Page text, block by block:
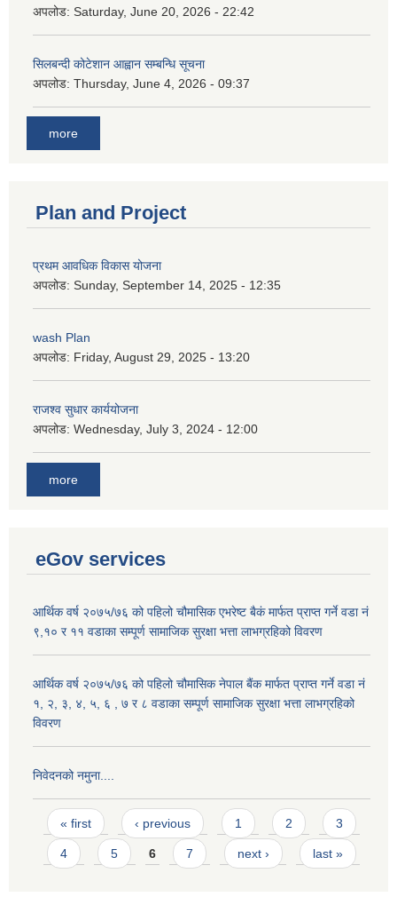
अपलोड: Saturday, June 20, 2026 - 22:42
सिलबन्दी कोटेशान आह्वान सम्बन्धि सूचना
अपलोड: Thursday, June 4, 2026 - 09:37
more
Plan and Project
प्रथम आवधिक विकास योजना
अपलोड: Sunday, September 14, 2025 - 12:35
wash Plan
अपलोड: Friday, August 29, 2025 - 13:20
राजश्व सुधार कार्ययोजना
अपलोड: Wednesday, July 3, 2024 - 12:00
more
eGov services
आर्थिक वर्ष २०७५/७६ को पहिलो चौमासिक एभरेष्ट बैकं मार्फत प्राप्त गर्ने वडा नं
९,१० र ११ वडाका सम्पूर्ण सामाजिक सुरक्षा भत्ता लाभग्रहिको विवरण
आर्थिक वर्ष २०७५/७६ को पहिलो चौमासिक नेपाल बैंक मार्फत प्राप्त गर्ने वडा नं
१, २, ३, ४, ५, ६ , ७ र ८ वडाका सम्पूर्ण सामाजिक सुरक्षा भत्ता लाभग्रहिको
विवरण
निवेदनको नमुना....
Pages
« first ‹ previous 1 2 3
4 5 6 7 next › last »